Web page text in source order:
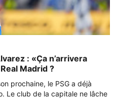
: «Ça n’arrivera
Madrid ?
prochaine, le PSG a déjà
Le club de la capitale ne lâche